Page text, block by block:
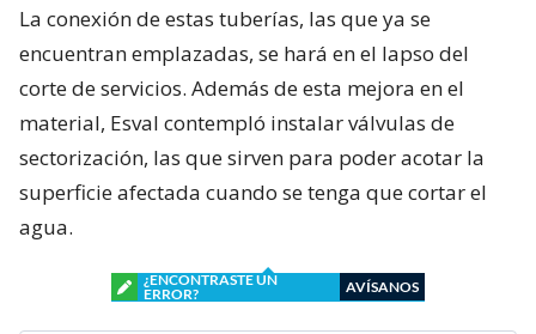
La conexión de estas tuberías, las que ya se
encuentran emplazadas, se hará en el lapso del
corte de servicios. Además de esta mejora en el
material, Esval contempló instalar válvulas de
sectorización, las que sirven para poder acotar la
superficie afectada cuando se tenga que cortar el
agua.
¿ENCONTRASTE UN
ERROR?
AVÍSANOS